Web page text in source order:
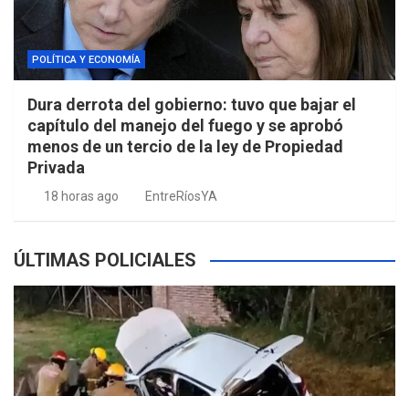
POLÍTICA Y ECONOMÍA
Dura derrota del gobierno: tuvo que bajar el
capítulo del manejo del fuego y se aprobó
menos de un tercio de la ley de Propiedad
Privada
18 horas ago EntreRíosYA
ÚLTIMAS POLICIALES